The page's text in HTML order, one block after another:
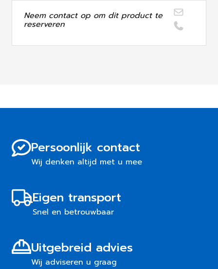
Neem contact op om dit product te
reserveren
Persoonlijk contact
Wij denken altijd met u mee
Eigen transport
Snel en betrouwbaar
Uitgebreid advies
Wij adviseren u graag